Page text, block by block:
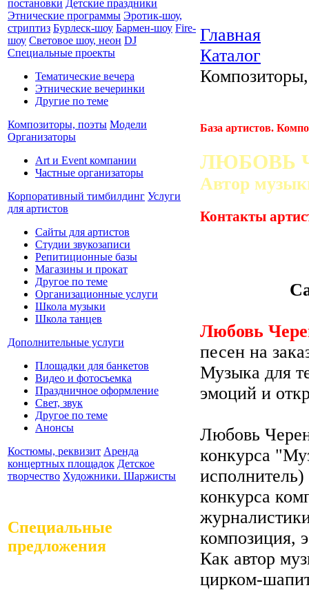
постановки Детские праздники
Этнические программы Эротик-шоу,
стриптиз Бурлеск-шоу Бармен-шоу Fire-
шоу Световое шоу, неон DJ
Специальные проекты
Тематические вечера
Этнические вечеринки
Другие по теме
Композиторы, поэты Модели
Организаторы
Art и Event компании
Частные организаторы
Корпоративный тимбилдинг Услуги
для артистов
Сайты для артистов
Студии звукозаписи
Репитиционные базы
Магазины и прокат
Другое по теме
Организационные услуги
Школа музыки
Школа танцев
Дополнительные услуги
Площадки для банкетов
Видео и фотосъемка
Праздничное оформление
Свет, звук
Другое по теме
Анонсы
Костюмы, реквизит Аренда
концертных площадок Детское
творчество Художники. Шаржисты
Специальные
предложения
Главная
Каталог
База артистов.
ЛЮБОВЬ
Автор
Контакты
Любовь
песен на
Музыка для
эмоций и
Любовь
конкурса
конкурса
композиция,
Как автор
цирком-